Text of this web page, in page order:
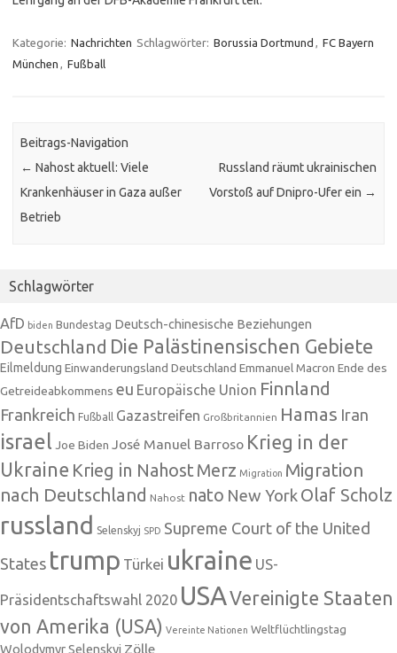
Kategorie: Nachrichten Schlagwörter: Borussia Dortmund , FC Bayern
München , Fußball
Beitrags-Navigation
← Nahost aktuell: Viele
Krankenhäuser in Gaza außer
Betrieb
Russland räumt ukrainischen
Vorstoß auf Dnipro-Ufer ein →
Schlagwörter
AfD biden Bundestag Deutsch-chinesische Beziehungen
Deutschland Die Palästinensischen Gebiete
Eilmeldung Einwanderungsland Deutschland Emmanuel Macron Ende des
Getreideabkommens eu Europäische Union Finnland
Frankreich Fußball Gazastreifen Großbritannien Hamas Iran
israel Joe Biden José Manuel Barroso Krieg in der
Ukraine Krieg in NahostMerz Migration Migration
nach Deutschland Nahost nato New YorkOlaf Scholz
russland Selenskyj SPD Supreme Court of the United
States trump Türkei ukraine US-
Präsidentschaftswahl 2020 USAVereinigte Staaten
von Amerika (USA) Vereinte Nationen Weltflüchtlingstag
Wolodymyr Selenskyj Zölle